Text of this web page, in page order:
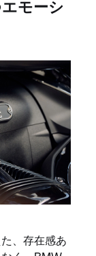
モーシ
、存在感あ